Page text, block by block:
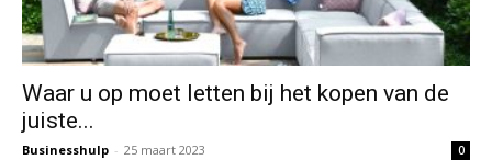
Waar u op moet letten bij het kopen van de
juiste...
Businesshulp - 25 maart 2023 0